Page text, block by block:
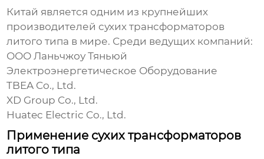
Китай является одним из крупнейших
производителей сухих трансформаторов
литого типа в мире. Среди ведущих компаний:
ООО Ланьчжоу Тяньюй
Электроэнергетическое Оборудование
TBEA Co., Ltd.
XD Group Co., Ltd.
Huatec Electric Co., Ltd.
Применение сухих трансформаторов
литого типа